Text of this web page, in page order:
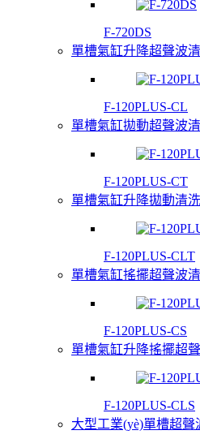
F-720DS
單槽氣缸升降超聲波
F-120PLUS-CL
單槽氣缸拋動超聲波
F-120PLUS-CT
單槽氣缸升降拋動清
F-120PLUS-CLT
單槽氣缸搖擺超聲波
F-120PLUS-CS
單槽氣缸升降搖擺超
F-120PLUS-CLS
大型工業(yè)單槽超聲